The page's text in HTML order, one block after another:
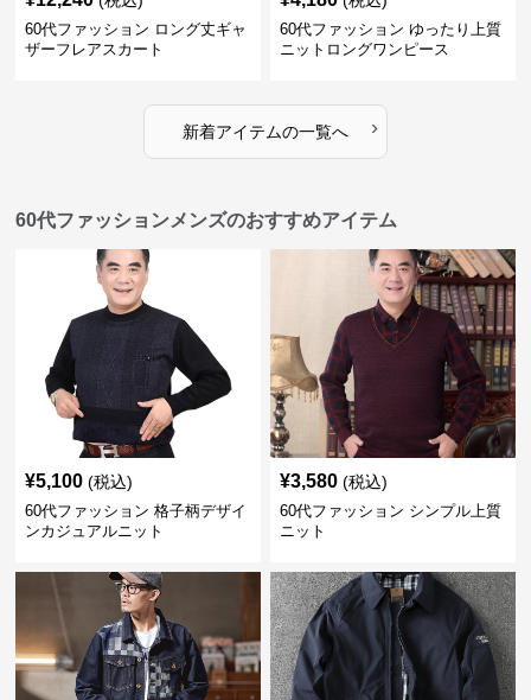
60代ファッション ロング丈ギャ
ザーフレアスカート
60代ファッション ゆったり上質
ニットロングワンピース
新着アイテムの一覧へ ›
60代ファッションメンズのおすすめアイテム
¥5,100 (税込)
60代ファッション 格子柄デザイ
ンカジュアルニット
¥3,580 (税込)
60代ファッション シンプル上質
ニット